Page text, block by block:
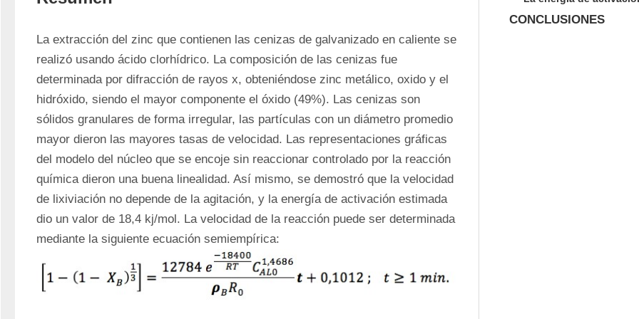
La extracción del zinc que contienen las cenizas de galvanizado en caliente se
realizó usando ácido clorhídrico. La composición de las cenizas fue
determinada por difracción de rayos x, obteniéndose zinc metálico, oxido y el
hidróxido, siendo el mayor componente el óxido (49%). Las cenizas son
sólidos granulares de forma irregular, las partículas con un diámetro promedio
mayor dieron las mayores tasas de velocidad. Las representaciones gráficas
del modelo del núcleo que se encoje sin reaccionar controlado por la reacción
química dieron una buena linealidad. Así mismo, se demostró que la velocidad
de lixiviación no depende de la agitación, y la energía de activación estimada
dio un valor de 18,4 kj/mol. La velocidad de la reacción puede ser determinada
mediante la siguiente ecuación semiempírica:
CONCLUSIONES